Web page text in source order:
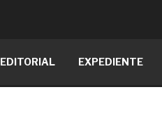
EDITORIAL EXPEDIENTE